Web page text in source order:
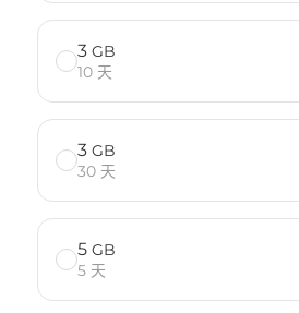
3 GB
10 天
3 GB
30 天
5 GB
5 天